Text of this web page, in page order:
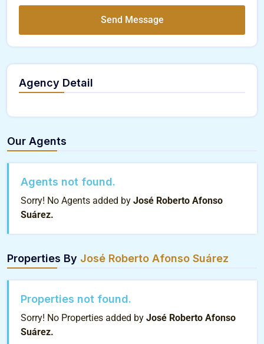
Send Message
Agency Detail
Our Agents
Agents not found.
Sorry! No Agents added by José Roberto Afonso
Suárez.
Properties By José Roberto Afonso Suárez
Properties not found.
Sorry! No Properties added by José Roberto Afonso
Suárez.